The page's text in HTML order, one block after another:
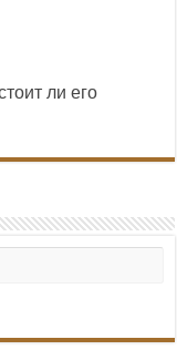
ли его